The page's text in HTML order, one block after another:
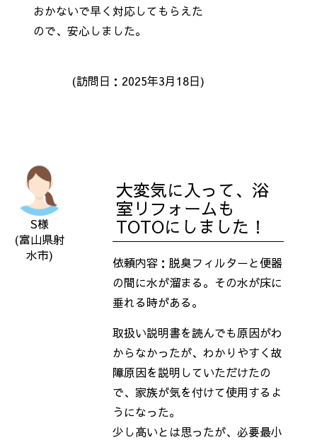
おかないで早く対応してもらえた
ので、安心しました。
(訪問日：2025年3月18日)
S様
(富山県射
水市)
大変気に入って、浴
室リフォームも
TOTOにしました！
依頼内容：脱臭フィルターと便器
の間に水が溜まる。その水が床に
垂れる時がある。
取扱い説明書を読んでも原因がわ
からなかったが、わかりやすく故
障原因を説明していただけたの
で、家族が気を付けて使用するよ
うになった。
少し高いとは思ったが、必要最小